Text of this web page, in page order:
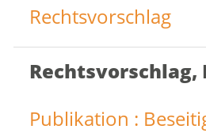
Rechtsvorschlag
Rechtsvorschlag,
Publikation :